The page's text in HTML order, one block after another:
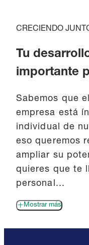
CRECIENDO
Tu
importante
Sabemos que
empresa está
individual de
eso queremos
ampliar su
quieres que te
personal...
Mostrar más